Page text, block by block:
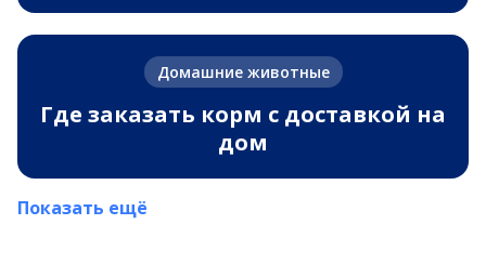
Домашние животные
Где заказать корм с доставкой на
дом
Показать ещё